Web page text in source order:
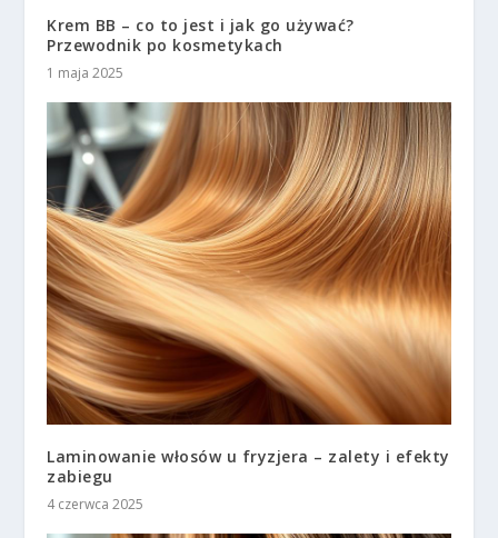
Krem BB – co to jest i jak go używać?
Przewodnik po kosmetykach
1 maja 2025
Laminowanie włosów u fryzjera – zalety i efekty
zabiegu
4 czerwca 2025